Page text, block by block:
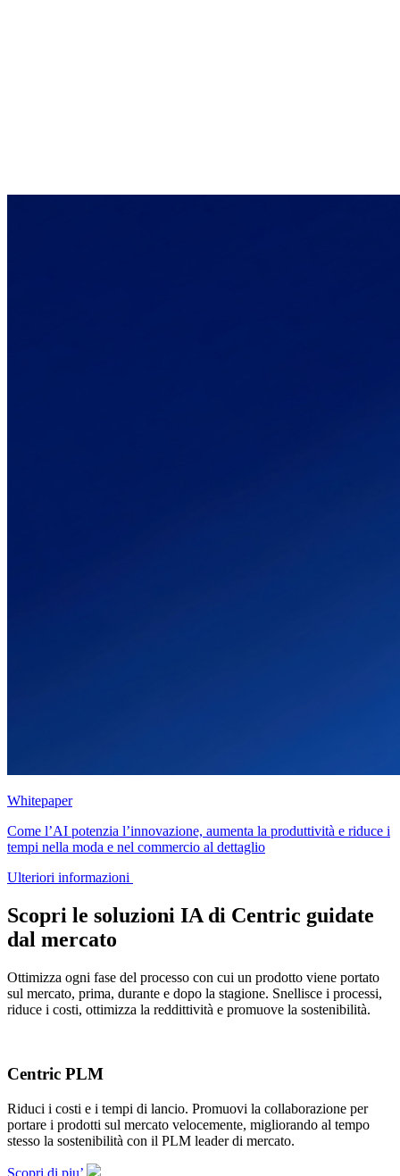
Whitepaper
Come l’AI potenzia l’innovazione, aumenta la produttività e riduce i
tempi nella moda e nel commercio al dettaglio
Ulteriori informazioni
Scopri le soluzioni IA di Centric guidate
dal mercato
Ottimizza ogni fase del processo con cui un prodotto viene portato
sul mercato, prima, durante e dopo la stagione. Snellisce i processi,
riduce i costi, ottimizza la reddittività e promuove la sostenibilità.
Centric PLM
Riduci i costi e i tempi di lancio. Promuovi la collaborazione per
portare i prodotti sul mercato velocemente, migliorando al tempo
stesso la sostenibilità con il PLM leader di mercato.